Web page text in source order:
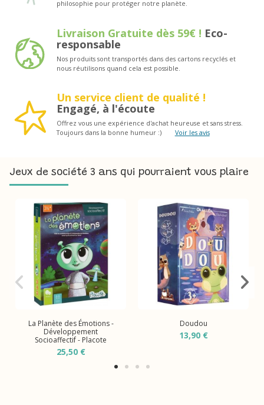
philosophie pour protéger notre planète.
Livraison Gratuite dès 59€ ! Eco-
responsable
Nos produits sont transportés dans des cartons recyclés et
nous réutilisons quand cela est possible.
Un service client de qualité !
Engagé, à l'écoute
Offrez vous une expérience d'achat heureuse et sans stress.
Toujours dans la bonne humeur :)
Voir les avis
Jeux de société 3 ans qui pourraient vous plaire
La Planète des Émotions -
Développement
Socioaffectif - Placote
25,50 €
Doudou
13,90 €